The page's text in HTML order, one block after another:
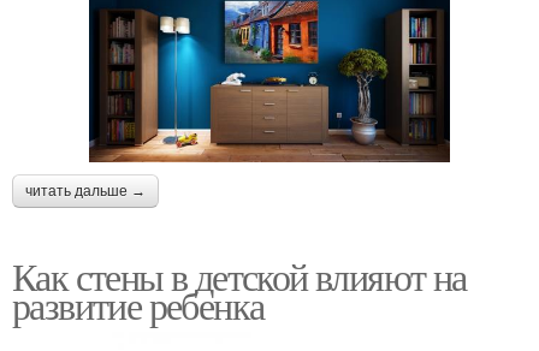
читать дальше →
Как стены в детской влияют на
развитие ребенка